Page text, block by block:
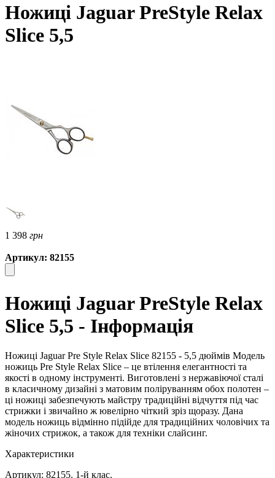
Ножиці Jaguar PreStyle Relax
Slice 5,5
1 398 грн
Артикул: 82155
Ножиці Jaguar PreStyle Relax
Slice 5,5 - Інформація
Ножиці Jaguar Pre Style Relax Slice 82155 - 5,5 дюймів Модель
ножиць Pre Style Relax Slice – це втілення елегантності та
якості в одному інструменті. Виготовлені з нержавіючої сталі
в класичному дизайні з матовим поліруванням обох полотен –
ці ножиці забезпечують майстру традиційні відчуття під час
стрижки і звичайно ж ювелірно чіткий зріз щоразу. Дана
модель ножиць відмінно підійде для традиційних чоловічих та
жіночих стрижок, а також для техніки слайсинг.
Характеристики
Артикул: 82155. 1-й клас.